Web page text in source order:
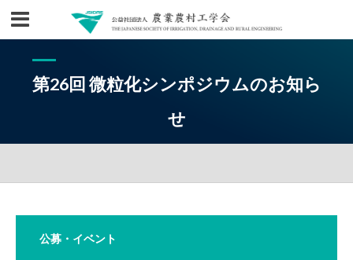
第26回 微粒化シンポジウムのお知ら
せ
公募・イベント